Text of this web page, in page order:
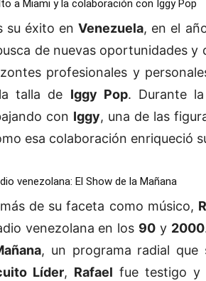
a Miami y la colaboración con Iggy Pop
su éxito enVenezuela, en el
de nuevas oportunidades
profesionales y
talla de Iggy Pop. Durante
con Iggy, una de las
esa colaboración enriqueció
venezolana: El Show de la Mañana
de su faceta como músico,
venezolana en los 90 y 2000
, un programa radial que
Líder, Rafael fue testigo y